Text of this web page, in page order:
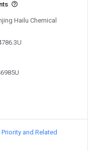
Hailu Chemical
Priority and Related